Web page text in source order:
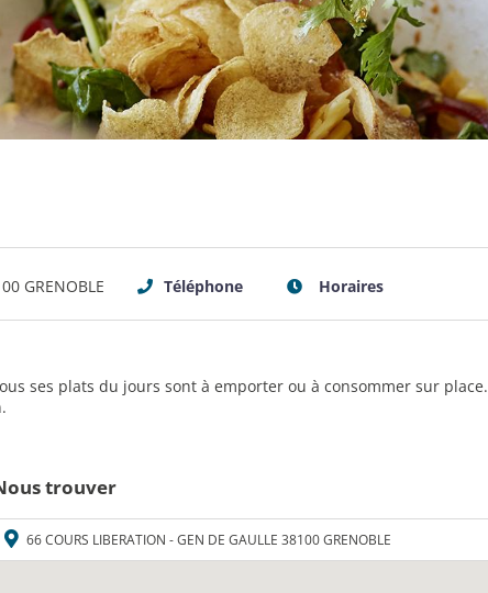
GRENOBLE Téléphone Horaires
ses plats du jours sont à emporter ou à consommer sur place.
trouver
66 COURS LIBERATION - GEN DE GAULLE 38100 GRENOBLE